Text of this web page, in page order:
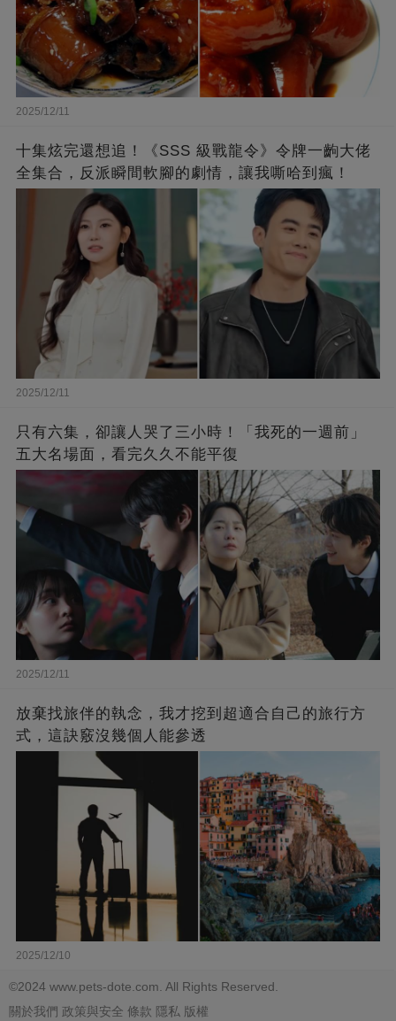
2025/12/11
十集炫完還想追！《SSS 級戰龍令》令牌一齣大佬
全集合，反派瞬間軟腳的劇情，讓我嘶哈到瘋！
2025/12/11
只有六集，卻讓人哭了三小時！「我死的一週前」
五大名場面，看完久久不能平復
2025/12/11
放棄找旅伴的執念，我才挖到超適合自己的旅行方
式，這訣竅沒幾個人能參透
2025/12/10
©2024 www.pets-dote.com. All Rights Reserved.
關於我們 政策與安全 條款 隱私 版權